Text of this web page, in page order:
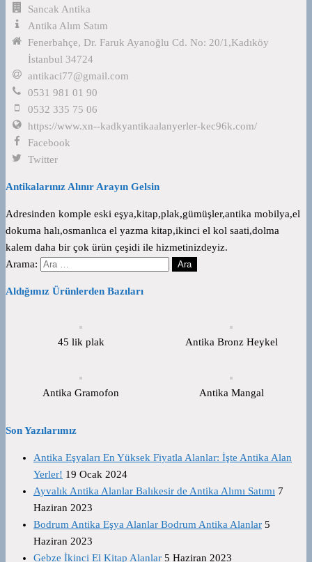
Sancak Antika
Antika Alım Satım
Fenerbahçe, Dr. Faruk Ayanoğlu Cd. No: 20/1,Kadıköy
İstanbul 34724
antikaci77@gmail.com
0531 981 01 90
0532 335 75 06
https://www.xn--kadkyantikaalanyerler-kec96k.com/
Facebook
Twitter
Antikalarınız Alınır Arayın Gelsin
Adresinden komple eski eşya,kitap,plak,gümüşler,antika mobilya,el
dokuma halı,osmanlıca el yazma kitap,ikinci el kol saati,dolma
kalem daha bir çok ürün çeşidi ile hizmetinizdeyiz.
Arama:
Aldığımız Ürünlerden Bazıları
45 lik plak Antika Bronz Heykel
Antika Gramofon Antika Mangal
Son Yazılarımız
Antika Eşyaları En Yüksek Fiyatla Alanlar: İşte Antika Alan
Yerler! 19 Ocak 2024
Ayvalık Antika Alanlar Balıkesir de Antika Alımı Satımı 7
Haziran 2023
Bodrum Antika Eşya Alanlar Bodrum Antika Alanlar 5
Haziran 2023
Gebze İkinci El Kitap Alanlar 5 Haziran 2023